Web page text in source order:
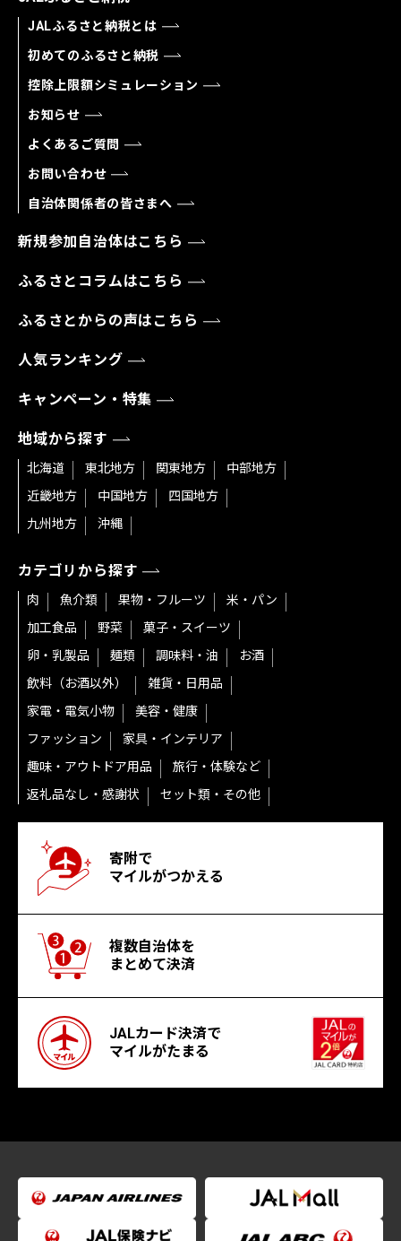
JALふるさと納税とは
初めてのふるさと納税
控除上限額シミュレーション
お知らせ
よくあるご質問
お問い合わせ
自治体関係者の皆さまへ
新規参加自治体はこちら
ふるさとコラムはこちら
ふるさとからの声はこちら
人気ランキング
キャンペーン・特集
地域から探す
北海道 東北地方 関東地方
中部地方
近畿地方
中国地方
四国地方
九州地方
沖縄
カテゴリから探す
肉 魚介類 果物・フルーツ
米・パン
加工食品
野菜
菓子・スイーツ
卵・乳製品
麺類 調味料・油
お酒
飲料（お酒以外）
雑貨・日用品
家電・電気小物
美容・健康
ファッション
家具・インテリア
趣味・アウトドア用品
旅行・体験など
返礼品なし・感謝状
セット類・その他
寄附で
マイルがつかえる
複数自治体を
まとめて決済
JALカード決済で
マイルがたまる